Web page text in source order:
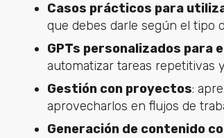
Casos prácticos para
que debes darle según el tipo
GPTs personalizados para
automatizar tareas repetitivas
Gestión con proyectos:
aprovecharlos en flujos de
Generación de contenido